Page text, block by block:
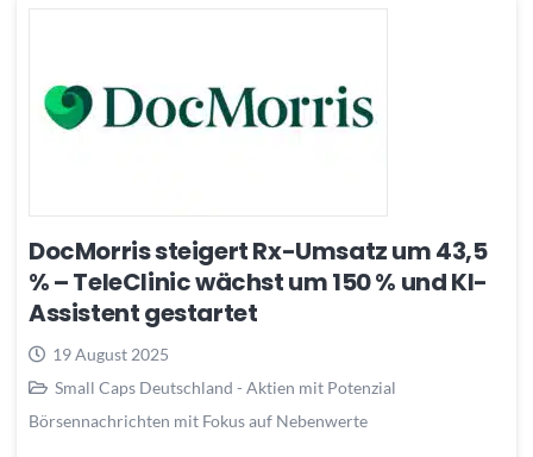
DocMorris steigert Rx-Umsatz um 43,5
% – TeleClinic wächst um 150 % und KI-
Assistent gestartet
19 August 2025
Small Caps Deutschland - Aktien mit Potenzial
Börsennachrichten mit Fokus auf Nebenwerte